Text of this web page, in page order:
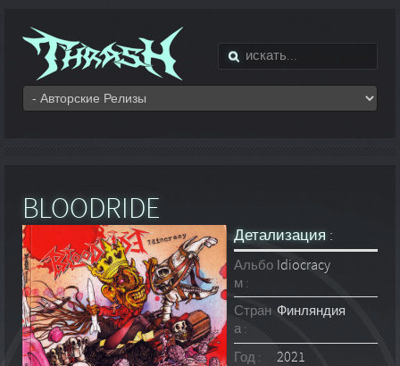
BLOODRIDE
Детализация :
Альбо
м :
Idiocracy
Стран
а :
Финляндия
Год :
2021